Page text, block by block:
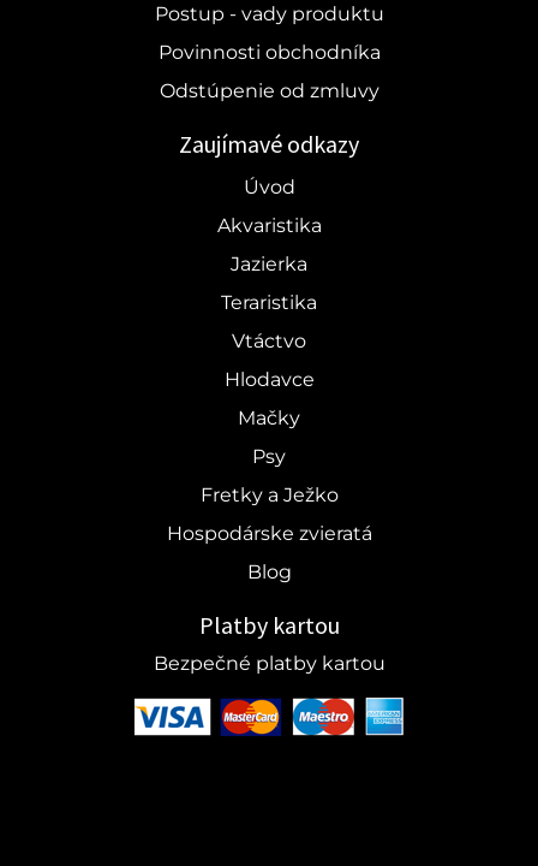
Postup - vady produktu
Povinnosti obchodníka
Odstúpenie od zmluvy
Zaujímavé odkazy
Úvod
Akvaristika
Jazierka
Teraristika
Vtáctvo
Hlodavce
Mačky
Psy
Fretky a Ježko
Hospodárske zvieratá
Blog
Platby kartou
Bezpečné platby kartou